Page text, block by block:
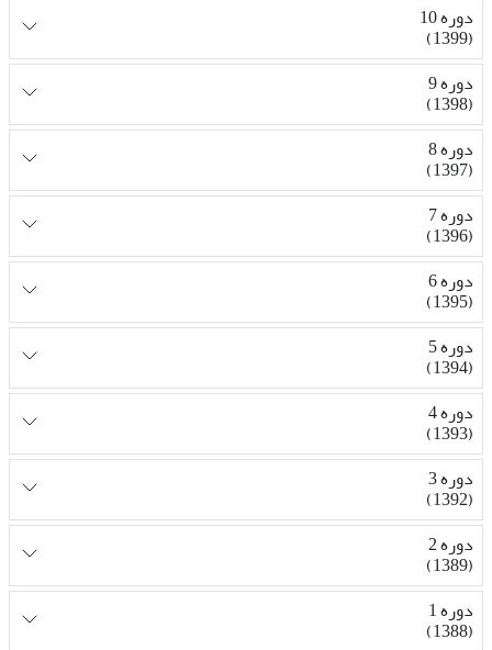
دوره 10
(1399)
دوره 9
(1398)
دوره 8
(1397)
دوره 7
(1396)
دوره 6
(1395)
دوره 5
(1394)
دوره 4
(1393)
دوره 3
(1392)
دوره 2
(1389)
دوره 1
(1388)